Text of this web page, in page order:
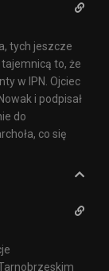
tych jeszcze
to, że
w IPN. Ojciec
i podpisał
do
co się